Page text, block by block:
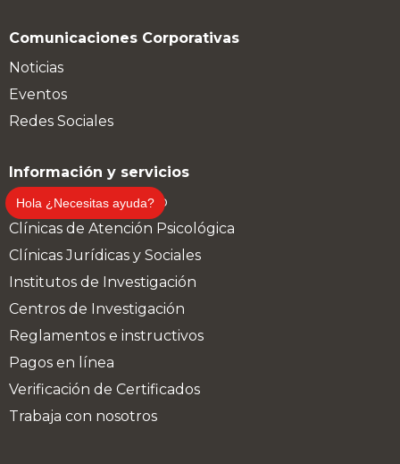
Hola ¿Necesitas ayuda?
Comunicaciones Corporativas
Noticias
Eventos
Redes Sociales
Información y servicios
Calendario Académico
Clínicas de Atención Psicológica
Clínicas Jurídicas y Sociales
Institutos de Investigación
Centros de Investigación
Reglamentos e instructivos
Pagos en línea
Verificación de Certificados
Trabaja con nosotros